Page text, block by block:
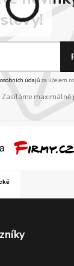
slevy!
údajůza účelem
Zasíláme maximálně